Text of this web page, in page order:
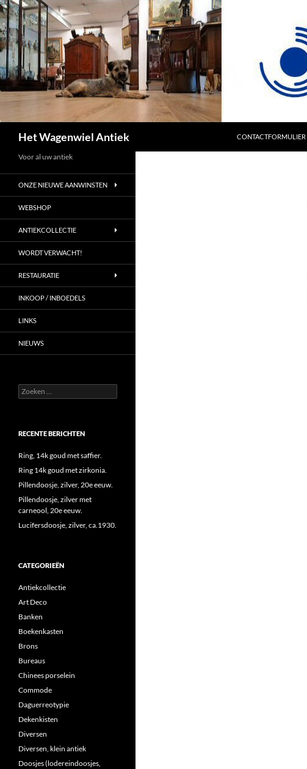
Het Wagenwiel Antiek
CONTACTFORMULIER
Voor al uw antiek
ONZE NIEUWE AANWINSTEN
WEBSHOP
ANTIEKCOLLECTIE
WORDT VERWACHT!
RESTAURATIE
INKOOP / INBOEDELS
LINKS
NIEUWS
Zoeken
naar:
RECENTE BERICHTEN
Ring, 14k goud met saffier.
Ring 14k goud met zirkonia.
Pillendoosje, zilver, 20e eeuw.
Pillendoosje, zilver met
carneool, 20e eeuw.
Lucifersdoosje, zilver, ca.1930.
CATEGORIEËN
Antiekcollectie
Art Deco
Banken
Boekenkasten
Brons
Bureaus
Chinees porselein
Commode
Daguerreotypie
Dekenkisten
Diversen
Diversen, klein antiek
Doosjes (lodereindoosjes,